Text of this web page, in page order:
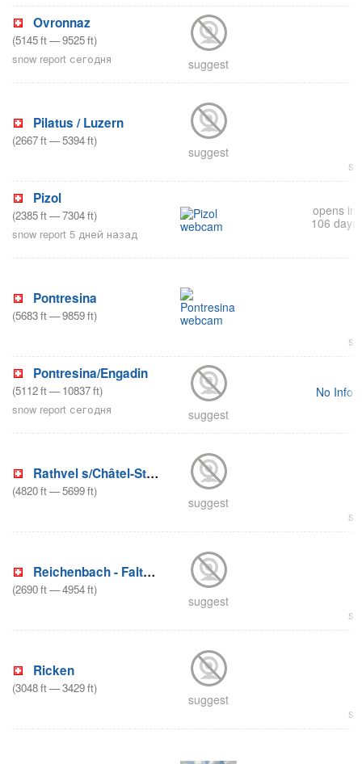
Ovronnaz
(5145ft—9525ft)
snow report сегодня
suggest
Pilatus / Luzern
(2667ft—5394ft)
suggest
Pizol
(2385ft—7304ft)
snow report 5 дней назад
opens in
106 days
Pontresina
(5683ft—9859ft)
Pontresina/Engadin
(5112ft—10837ft)
snow report сегодня
suggest
No Info
Rathvel s/Châtel-St-Denis
(4820ft—5699ft)
suggest
Reichenbach - Faltschen
(2690ft—4954ft)
suggest
Ricken
(3048ft—3429ft)
suggest